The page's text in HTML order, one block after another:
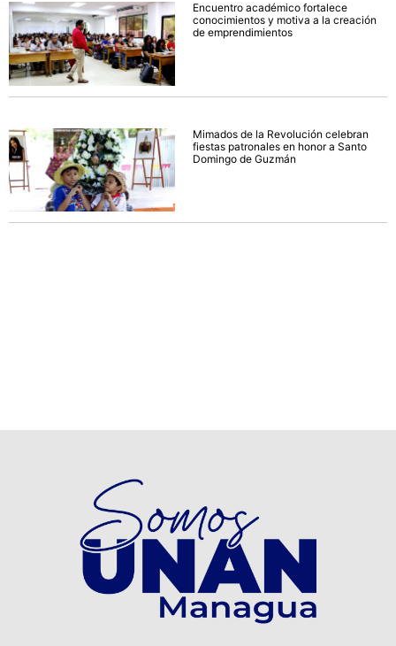
Encuentro académico fortalece
conocimientos y motiva a la creación
de emprendimientos
Mimados de la Revolución celebran
fiestas patronales en honor a Santo
Domingo de Guzmán